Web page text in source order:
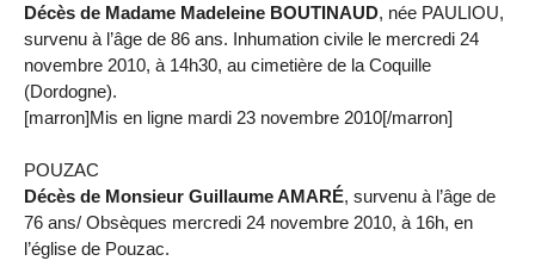
Décès de Madame Madeleine BOUTINAUD, née PAULIOU,
survenu à l’âge de 86 ans. Inhumation civile le mercredi 24
novembre 2010, à 14h30, au cimetière de la Coquille
(Dordogne).
[marron]Mis en ligne mardi 23 novembre 2010[/marron]
POUZAC
Décès de Monsieur Guillaume AMARÉ, survenu à l’âge de
76 ans/ Obsèques mercredi 24 novembre 2010, à 16h, en
l’église de Pouzac.